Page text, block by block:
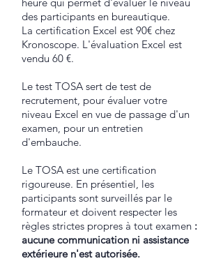
des participants en bureautique.
La certification Excel est 90€ chez
Kronoscope. L'évaluation Excel est
vendu 60 €.
Le test TOSA sert de test de
recrutement, pour évaluer votre
niveau Excel en vue de passage d'un
examen, pour un entretien
d'embauche.
Le TOSA est une certification
rigoureuse. En présentiel, les
participants sont surveillés par le
formateur et doivent respecter les
règles strictes propres à tout examen :
aucune communication ni assistance
extérieure n'est autorisée.